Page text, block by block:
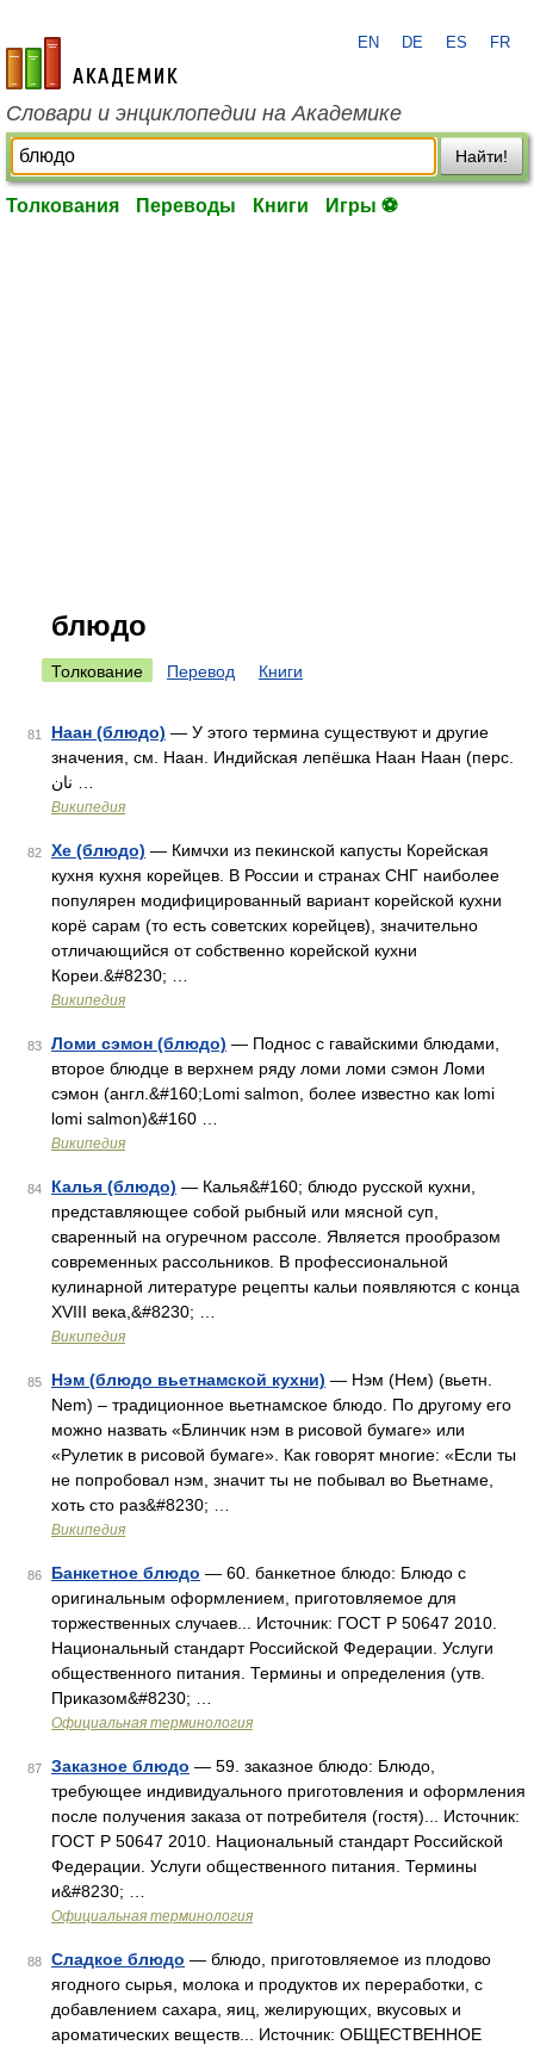
academic.ru
EN DE ES FR
Словари и энциклопедии на Академике
Найти!
Толкования Переводы Книги Игры ⚽
блюдо
Толкование Перевод Книги
81 Наан (блюдо) — У этого термина существуют и другие
значения, см. Наан. Индийская лепёшка Наан Наан (перс.
Википедия
82 Хе (блюдо) — Кимчхи из пекинской капусты Корейская
кухня кухня корейцев. В России и странах СНГ наиболее
популярен модифицированный вариант корейской кухни
корё сарам (то есть советских корейцев), значительно
отличающийся от собственно корейской кухни
Кореи.&#8230; …
Википедия
83 Ломи сэмон (блюдо) — Поднос с гавайскими блюдами,
второе блюдце в верхнем ряду ломи ломи сэмон Ломи
сэмон (англ.&#160;Lomi salmon, более известно как lomi
lomi salmon)&#160 …
Википедия
84 Калья (блюдо) — Калья&#160; блюдо русской кухни,
представляющее собой рыбный или мясной суп,
сваренный на огуречном рассоле. Является прообразом
современных рассольников. В профессиональной
кулинарной литературе рецепты кальи появляются с конца
XVIII века,&#8230; …
Википедия
85 Нэм (блюдо вьетнамской кухни) — Нэм (Нем) (вьетн.
Nem) – традиционное вьетнамское блюдо. По другому его
можно назвать «Блинчик нэм в рисовой бумаге» или
«Рулетик в рисовой бумаге». Как говорят многие: «Если ты
не попробовал нэм, значит ты не побывал во Вьетнаме,
хоть сто раз&#8230; …
Википедия
86 Банкетное блюдо — 60. банкетное блюдо: Блюдо с
оригинальным оформлением, приготовляемое для
торжественных случаев... Источник: ГОСТ Р 50647 2010.
Национальный стандарт Российской Федерации. Услуги
общественного питания. Термины и определения (утв.
Приказом&#8230; …
Официальная терминология
87 Заказное блюдо — 59. заказное блюдо: Блюдо,
требующее индивидуального приготовления и оформления
после получения заказа от потребителя (гостя)... Источник:
ГОСТ Р 50647 2010. Национальный стандарт Российской
Федерации. Услуги общественного питания. Термины
и&#8230; …
Официальная терминология
88 Сладкое блюдо — блюдо, приготовляемое из плодово
ягодного сырья, молока и продуктов их переработки, с
добавлением сахара, яиц, желирующих, вкусовых и
ароматических веществ... Источник: ОБЩЕСТВЕННОЕ